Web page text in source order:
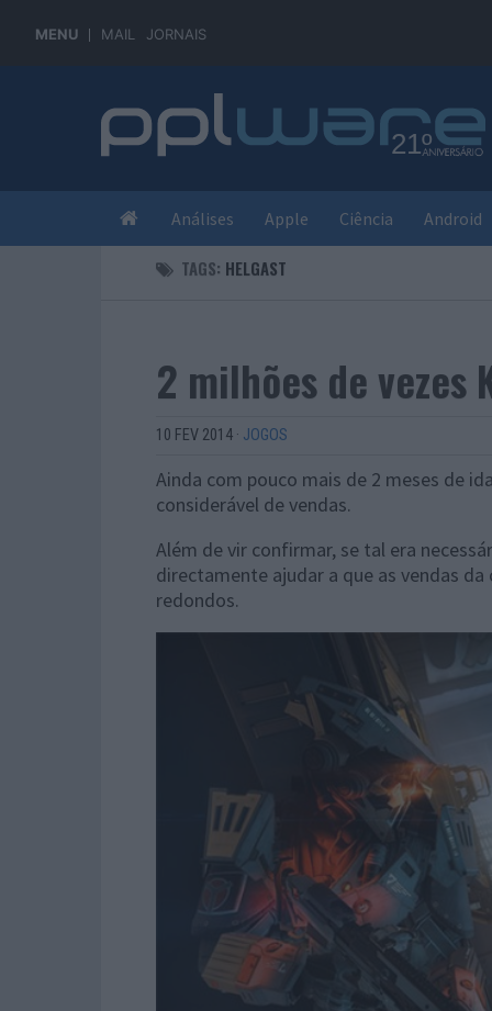
MENU MAIL JORNAIS
Análises Apple Ciência Android
TAGS: HELGAST
2 milhões de vezes
10 FEV 2014 · JOGOS
Ainda com pouco mais de 2 meses de
considerável de vendas.
Além de vir confirmar, se tal era
directamente ajudar a que as vendas
redondos.